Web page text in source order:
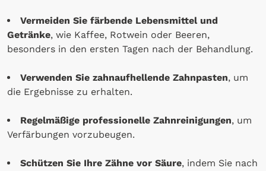
Vermeiden Sie färbende Lebensmittel und
Getränke, wie Kaffee, Rotwein oder Beeren,
besonders in den ersten Tagen nach der Behandlung.
Verwenden Sie zahnaufhellende Zahnpasten, um
die Ergebnisse zu erhalten.
Regelmäßige professionelle Zahnreinigungen, um
Verfärbungen vorzubeugen.
Schützen Sie Ihre Zähne vor Säure, indem Sie nach